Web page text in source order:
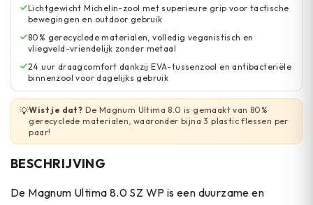
Lichtgewicht Michelin-zool met superieure grip voor tactische
bewegingen en outdoor gebruik
80% gerecyclede materialen, volledig veganistisch en
vliegveld-vriendelijk zonder metaal
24 uur draagcomfort dankzij EVA-tussenzool en antibacteriële
binnenzool voor dagelijks gebruik
💡Wist je dat? De Magnum Ultima 8.0 is gemaakt van 80%
gerecyclede materialen, waaronder bijna 3 plastic flessen per
paar!
BESCHRIJVING
De Magnum Ultima 8.0 SZ WP is een duurzame en